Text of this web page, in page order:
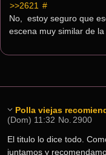
>>2621 #
No,  estoy seguro que
escena muy similar de
Polla viejas
(Dom) 11:32 No. 2900
El titulo lo dice todo.
juntamos y